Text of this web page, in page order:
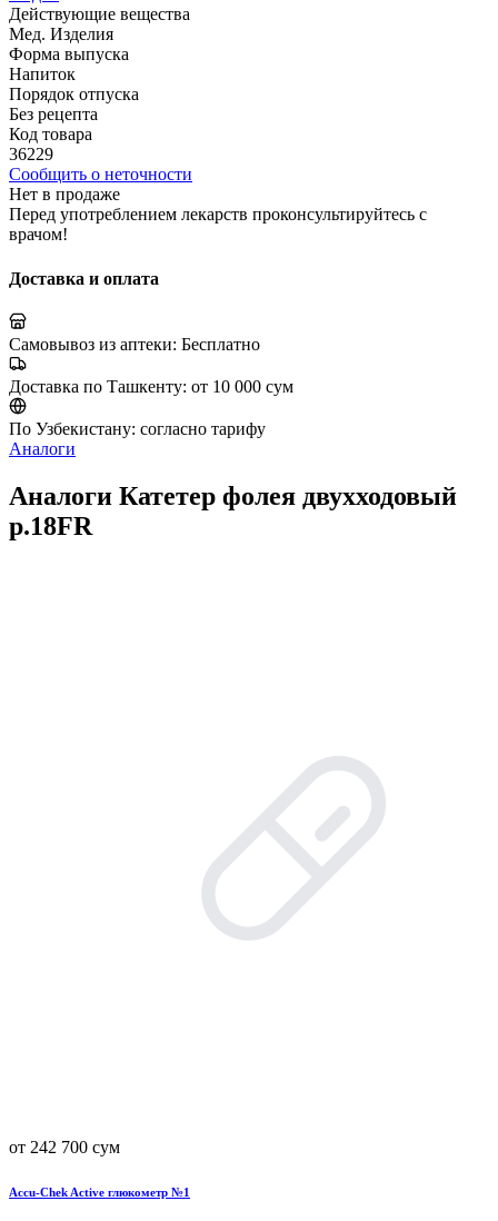
Действующие вещества
Мед. Изделия
Форма выпуска
Напиток
Порядок отпуска
Без рецепта
Код товара
36229
Сообщить о неточности
Нет в продаже
Перед употреблением лекарств проконсультируйтесь с
врачом!
Доставка и оплата
Самовывоз из аптеки: Бесплатно
Доставка по Ташкенту: от 10 000 сум
По Узбекистану: согласно тарифу
Аналоги
Аналоги Катетер фолея двухходовый
р.18FR
от 242 700 сум
Accu-Chek Active глюкометр №1